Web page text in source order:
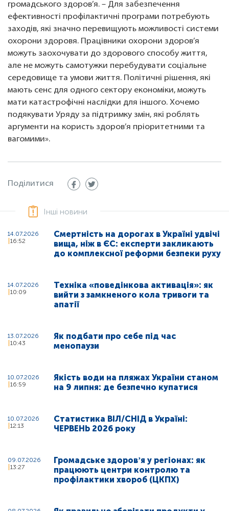
громадського здоров’я. – Для забезпечення
ефективності профілактичні програми потребують
заходів, які значно перевищують можливості системи
охорони здоровя. Працівники охорони здоров’я
можуть заохочувати до здорового способу життя,
але не можуть самотужки перебудувати соціальне
середовище та умови життя. Політичні рішення, які
мають сенс для одного сектору економіки, можуть
мати катастрофічні наслідки для іншого. Хочемо
подякувати Уряду за підтримку змін, які роблять
аргументи на користь здоров’я пріоритетними та
вагомими».
Поділитися
Інші новини
14.07.2026
16:52
Смертність на дорогах в Україні удвічі
вища, ніж в ЄС: експерти закликають
до комплексної реформи безпеки руху
14.07.2026
10:09
Техніка «поведінкова активація»: як
вийти з замкненого кола тривоги та
апатії
13.07.2026
10:43
Як подбати про себе під час
менопаузи
10.07.2026
16:59
Якість води на пляжах України станом
на 9 липня: де безпечно купатися
10.07.2026
12:13
Статистика ВІЛ/СНІД в Україні:
ЧЕРВЕНЬ 2026 року
09.07.2026
13:27
Громадське здоровʼя у регіонах: як
працюють центри контролю та
профілактики хвороб (ЦКПХ)